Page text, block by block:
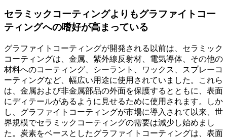
セラミックコーティングよりもグラファイトコー
ティングへの嗜好が高まっている
グラファイトコーティングが開発される以前は、セラミック
コーティングは、金属、紫外線反射材、電気導体、その他の
材料へのコーティング、シーラント、ワックス、スプレーコ
ーティングなど、幅広い用途に使用されていました。これら
は、金属および非金属部品の外面を保護するとともに、表面
にディテールがあるように見せるために使用されます。しか
し、グラファイトコーティングが市場に導入されて以来、世
界規模でセラミックコーティングの需要は減少し始めまし
た。炭素をベースとしたグラファイトコーティングは、表面